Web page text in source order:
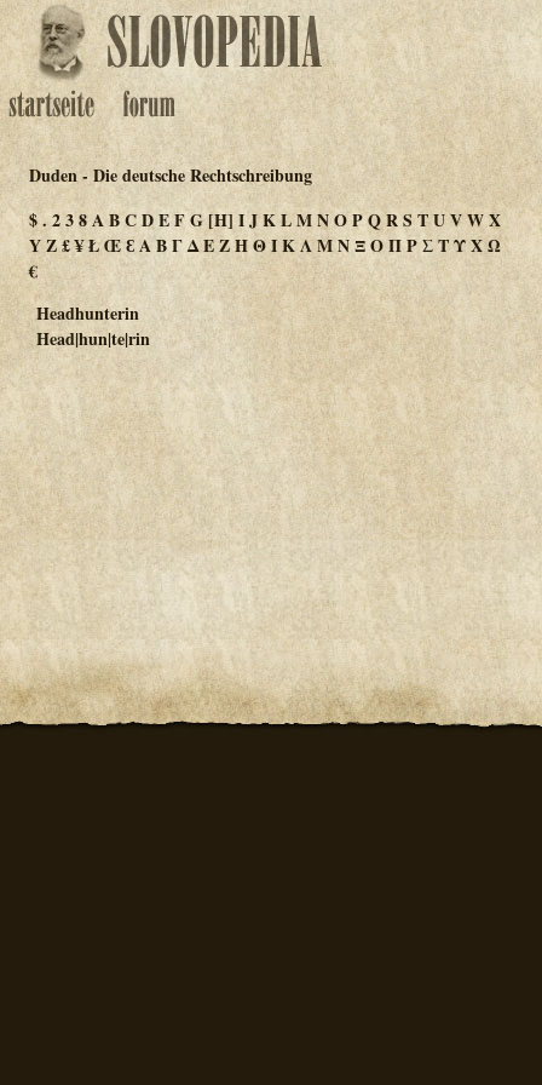
Duden - Die deutsche Rechtschreibung
$.238ABCDEFG[H] IJKLMNOPQRS TUVWX
YZ£¥ŁŒƐΑΒΓΔΕΖΗΘΙΚΛΜΝΞΟΠΡΣΤΥΧΩ
€
Headhunterin
Head|hun|te|rin